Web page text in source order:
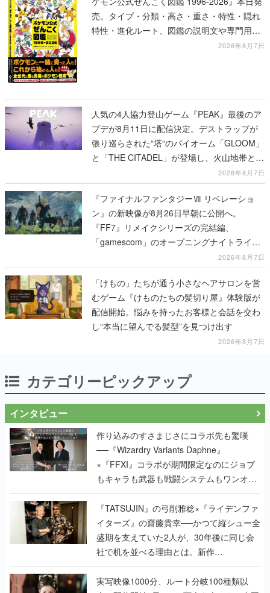
売。タイプ・分類・高さ・重さ・特性・隠れ
特性・進化ルート、図鑑の説明文や専門用語
2026年8月7日
人気の4人協力登山ゲーム『PEAK』最後のア
プデが8月11日に配信決定。デストラップが
張り巡らされた“塔“のバイオーム「GLOOM」
と「THE CITADEL」が登場し、火山地帯と入
2026年8月7日
『ファイナルファンタジーⅦ リベレーショ
ン』の新映像が8月26日早朝に公開へ。
『FF7』リメイクシリーズの完結編、
「gamescom」のオープニングナイトライブ
にてディレクターの浜口直樹氏が登壇する予
定
2026年8月7日
「けもの」たちが通う小さなヘアサロンを営
むゲーム『けものたちの髪切り屋』体験版が
配信開始。悩みを持ったお客様と会話を交わ
し“本当に望んでる髪型”を見つけ出す
2026年8月7日
カテゴリーピックアップ
インタビュー
作り込みのすさまじさにコラボ先も驚嘆
──『Wizardry Variants Daphne』
×『FFXI』コラボが期間限定なのにジョブ
もキャラも武器も戦闘システムもワンオフ
で作り込まれた理由を両ディレクターに聞
く
『TATSUJIN』の弓削雅稔×『ライデンファ
イターズ』の齋藤貴幸──かつて縦シュー全
盛期を支えていた2人が、30年後に同じ会
社で机を並べる理由とは。新作
『TATSUJIN EXTREME』で初タッグを組
んだレジェンド2人に訊く開発秘話
実写映像1000分、ルート分岐100種類以